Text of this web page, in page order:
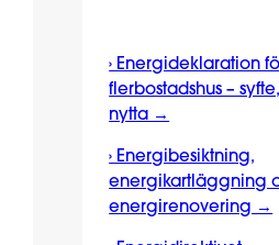
› Energideklaration
flerbostadshus –
nytta →
› Energibesiktning,
energikartläggning
energirenovering →